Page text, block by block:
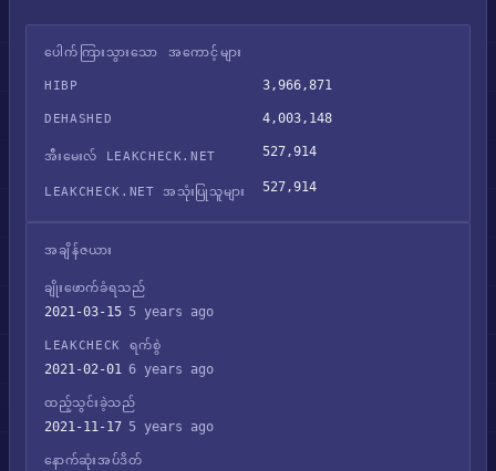
ပေါက်ကြားသွားသော အကောင့်များ
HIBP 3,966,871
DEHASHED 4,003,148
အီးမေးလ် LEAKCHECK.NET 527,914
LEAKCHECK.NET အသုံးပြုသူများ 527,914
အချိန်ဇယား
ချိုးဖောက်ခံရသည်
2021-03-15 5 years ago
LEAKCHECK ရက်စွဲ
2021-02-01 6 years ago
ထည့်သွင်းခဲ့သည်
2021-11-17 5 years ago
နောက်ဆုံးအပ်ဒိတ်